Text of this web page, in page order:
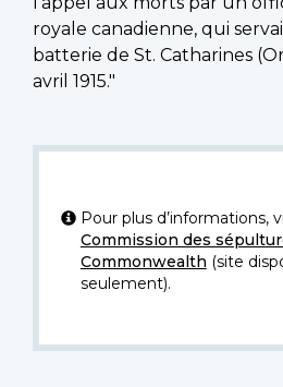
royale canadienne, qui
batterie de St. Catharines
avril 1915."
Pour plus d’informations,
Commission des
Commonwealth (site
seulement).